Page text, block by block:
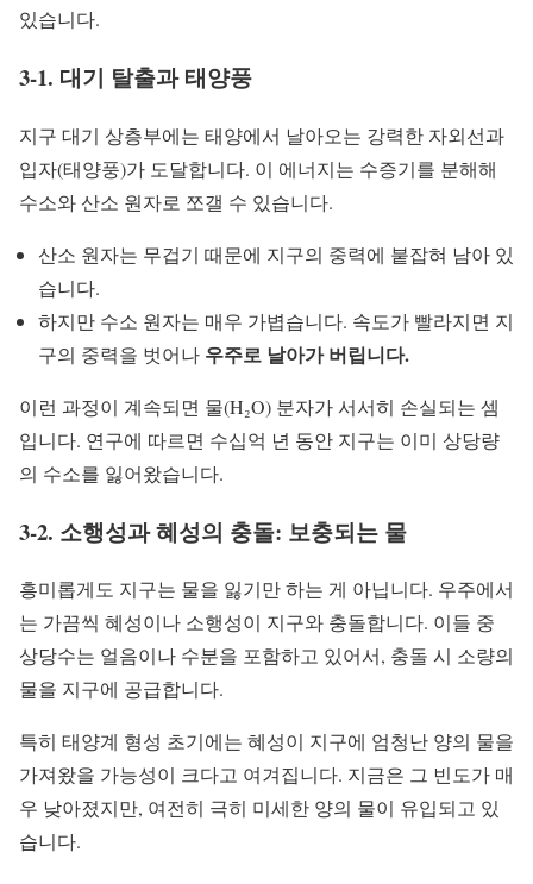
있습니다.
3-1. 대기 탈출과 태양풍
지구 대기 상층부에는 태양에서 날아오는 강력한 자외선과
입자(태양풍)가 도달합니다. 이 에너지는 수증기를 분해해
수소와 산소 원자로 쪼갤 수 있습니다.
산소 원자는 무겁기 때문에 지구의 중력에 붙잡혀 남아 있
습니다.
하지만 수소 원자는 매우 가볍습니다. 속도가 빨라지면 지
구의 중력을 벗어나 우주로 날아가 버립니다.
이런 과정이 계속되면 물(H₂O) 분자가 서서히 손실되는 셈
입니다. 연구에 따르면 수십억 년 동안 지구는 이미 상당량
의 수소를 잃어왔습니다.
3-2. 소행성과 혜성의 충돌: 보충되는 물
흥미롭게도 지구는 물을 잃기만 하는 게 아닙니다. 우주에서
는 가끔씩 혜성이나 소행성이 지구와 충돌합니다. 이들 중
상당수는 얼음이나 수분을 포함하고 있어서, 충돌 시 소량의
물을 지구에 공급합니다.
특히 태양계 형성 초기에는 혜성이 지구에 엄청난 양의 물을
가져왔을 가능성이 크다고 여겨집니다. 지금은 그 빈도가 매
우 낮아졌지만, 여전히 극히 미세한 양의 물이 유입되고 있
습니다.